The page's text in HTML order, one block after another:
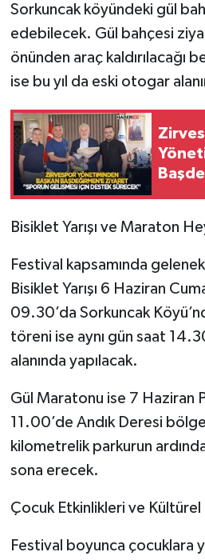
Sorkuncak köyündeki gül
edebilecek. Gül bahçesi
önünden araç kaldırılacağı
ise bu yıl da eski otogar
Bisiklet Yarışı ve Maraton
Festival kapsamında
Bisiklet Yarışı 6 Haziran
09.30’da Sorkuncak
töreni ise aynı gün saat
alanında yapılacak.
Gül Maratonu ise 7 Haziran
11.00’de Andık Deresi
kilometrelik parkurun
sona erecek.
Çocuk Etkinlikleri ve
Festival boyunca çocuklara